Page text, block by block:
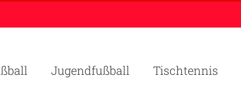
Jugendfußball Tischtennis